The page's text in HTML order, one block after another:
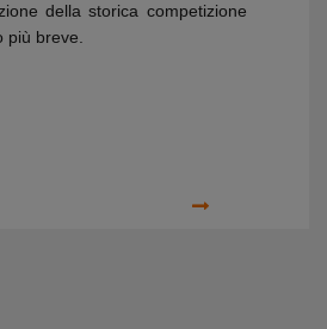
della storica competizione
più breve.